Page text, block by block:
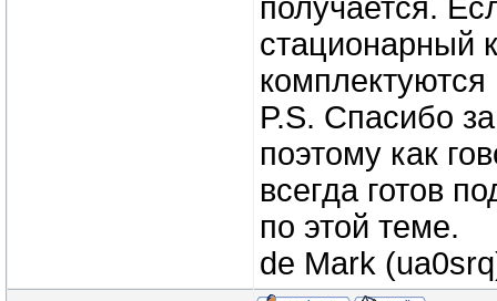
получается.
стационарный
комплектуются
P.S. Спасибо
поэтому как
всегда готов
по этой теме.
de Mark